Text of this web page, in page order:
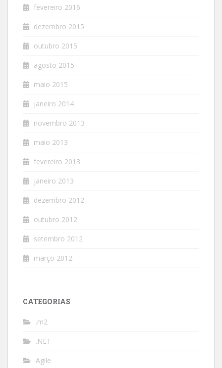
fevereiro 2016
dezembro 2015
outubro 2015
agosto 2015
maio 2015
janeiro 2014
novembro 2013
maio 2013
fevereiro 2013
janeiro 2013
dezembro 2012
outubro 2012
setembro 2012
março 2012
CATEGORIAS
.m2
.NET
Agile